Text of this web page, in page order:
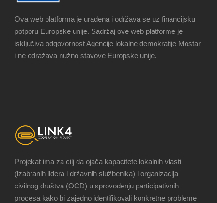
Ova web platforma je urađena i održava se uz financijsku
potporu Europske unije. Sadržaj ove web platforme je
isključiva odgovornost Agencije lokalne demokratije Mostar
i ne odražava nužno stavove Europske unije.
Projekat ima za cilj da ojača kapacitete lokalnih vlasti
(izabranih lidera i državnih službenika) i organizacija
civilnog društva (OCD) u sprovođenju participativnih
procesa kako bi zajedno identifikovali konkretne probleme